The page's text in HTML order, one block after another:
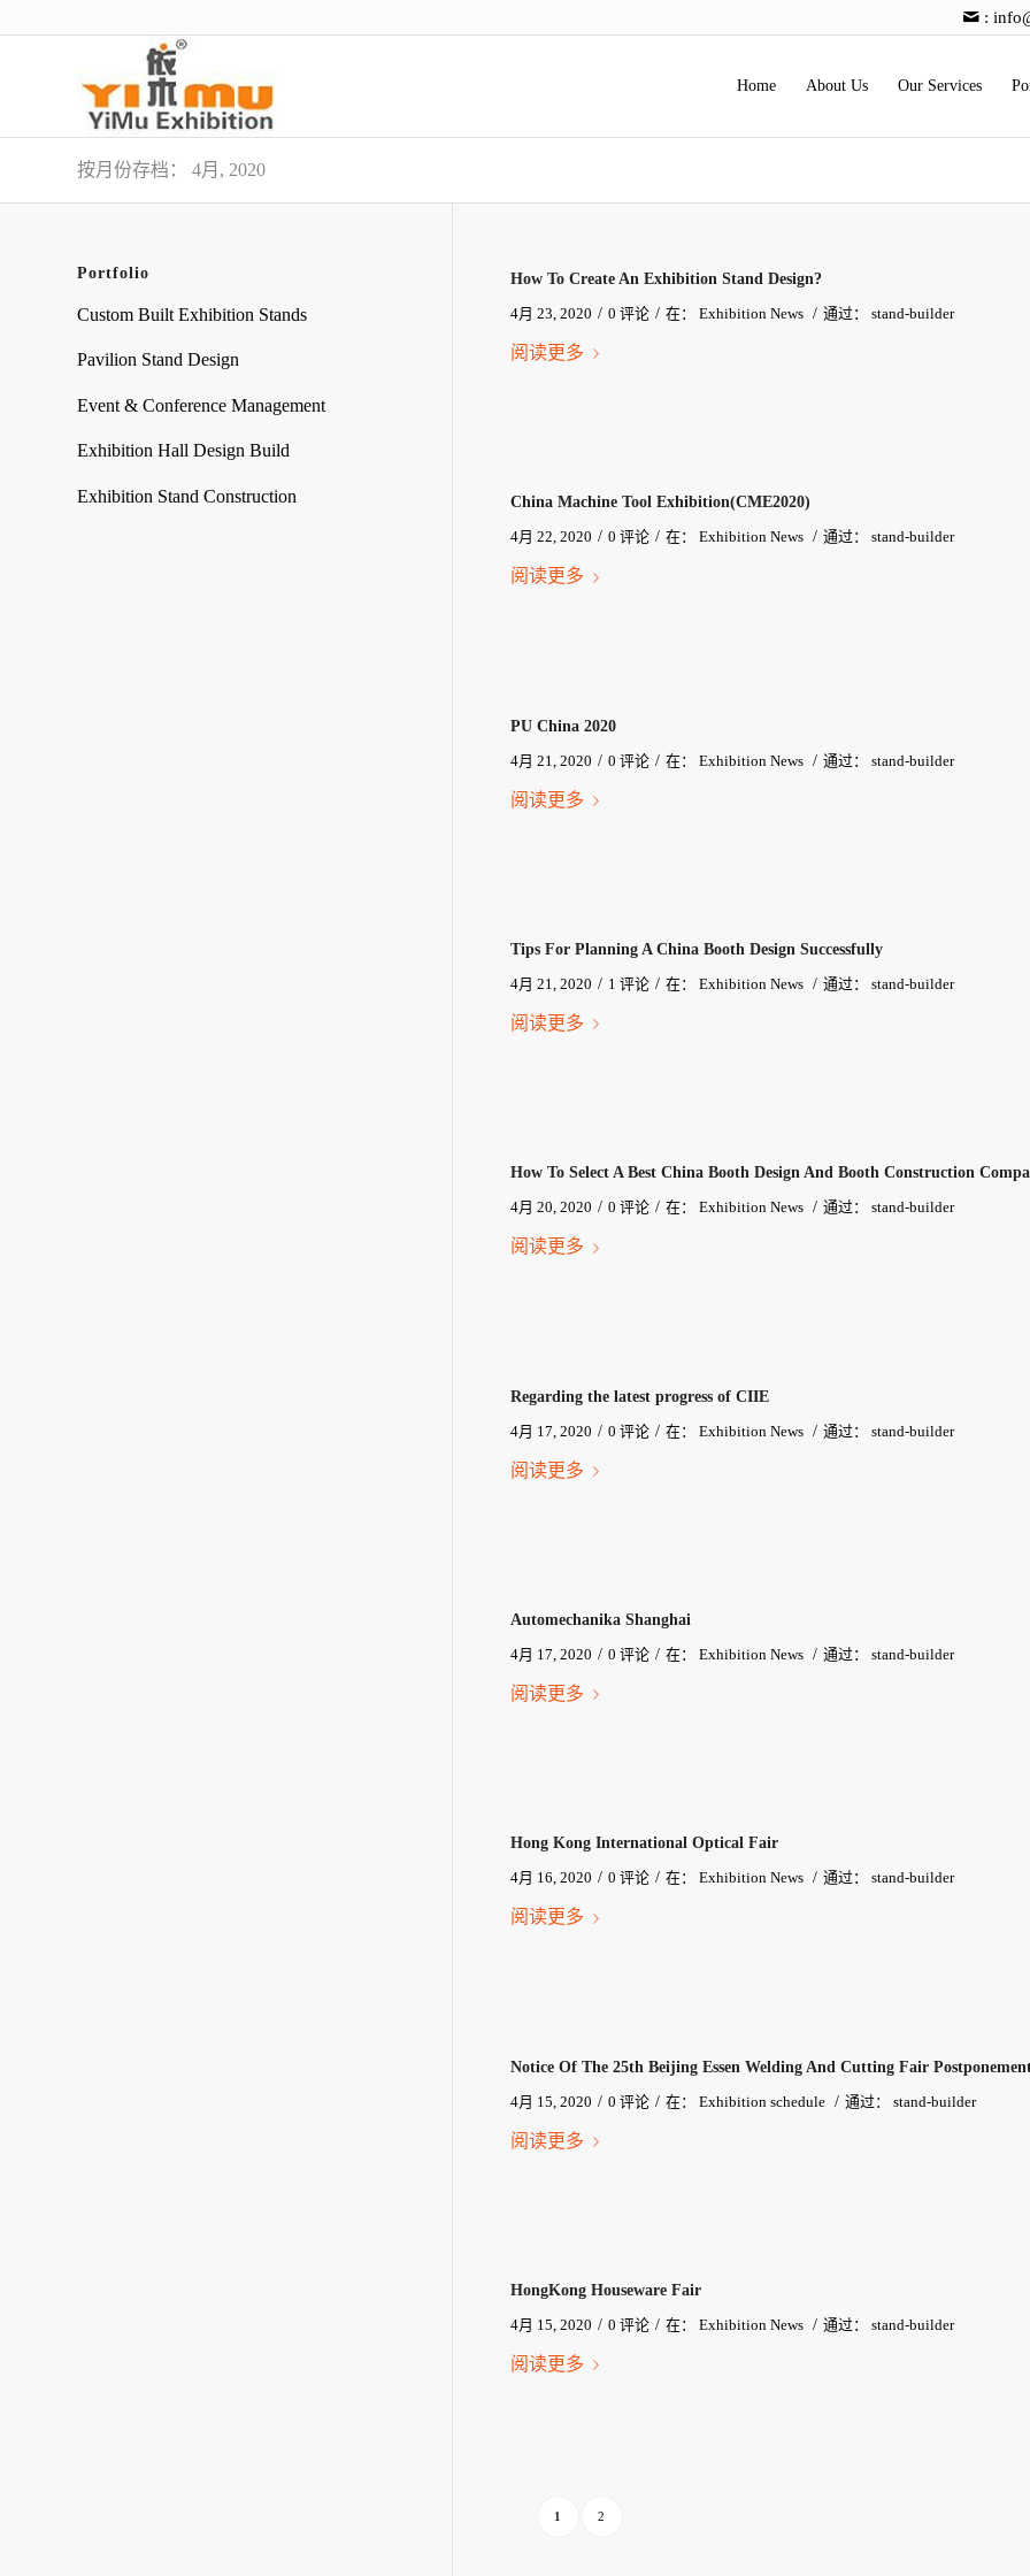
:
Home About Us Our Services
按月份存档： 4月, 2020
How To Create An Exhibition Stand Design?
4月 23, 2020 / 0 评论 / 在： Exhibition News / 通过： stand-builder
阅读更多
China Machine Tool Exhibition(CME2020)
4月 22, 2020 / 0 评论 / 在： Exhibition News / 通过： stand-builder
阅读更多
PU China 2020
4月 21, 2020 / 0 评论 / 在： Exhibition News / 通过： stand-builder
阅读更多
Tips For Planning A China Booth Design Successfully
4月 21, 2020 / 1 评论 / 在： Exhibition News / 通过： stand-builder
阅读更多
How To Select A Best China Booth Design And Booth Construction
4月 20, 2020 / 0 评论 / 在： Exhibition News / 通过： stand-builder
阅读更多
Regarding the latest progress of CIIE
4月 17, 2020 / 0 评论 / 在： Exhibition News / 通过： stand-builder
阅读更多
Automechanika Shanghai
4月 17, 2020 / 0 评论 / 在： Exhibition News / 通过： stand-builder
阅读更多
Hong Kong International Optical Fair
4月 16, 2020 / 0 评论 / 在： Exhibition News / 通过： stand-builder
阅读更多
Notice Of The 25th Beijing Essen Welding And Cutting Fair
4月 15, 2020 / 0 评论 / 在： Exhibition schedule / 通过： stand-builder
阅读更多
HongKong Houseware Fair
4月 15, 2020 / 0 评论 / 在： Exhibition News / 通过： stand-builder
阅读更多
1 2
Portfolio
Custom Built Exhibition Stands
Pavilion Stand Design
Event & Conference Management
Exhibition Hall Design Build
Exhibition Stand Construction